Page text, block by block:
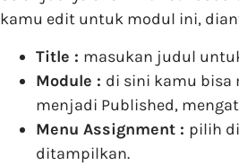
kamu edit untuk modul ini,
Title : masukan judul
Module : di sini kamu bisa
menjadi Published,
Menu Assignment : pilih
ditampilkan.